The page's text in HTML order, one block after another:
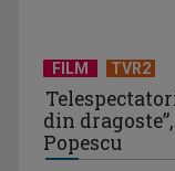
FILM TVR2
din
Popescu